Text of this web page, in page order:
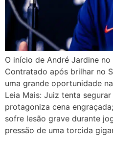
O início de André Jardine
Contratado após brilhar no
uma grande oportunidade
Leia Mais: Juiz tenta
protagoniza cena
sofre lesão grave durante
pressão de uma torcida